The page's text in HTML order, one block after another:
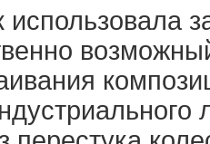
использовала